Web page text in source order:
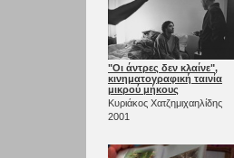
"Οι άντρες δεν κλαίνε",
κινηματογραφική ταινία
μικρού μήκους
Κυριάκος Χατζημιχαηλίδης
2001